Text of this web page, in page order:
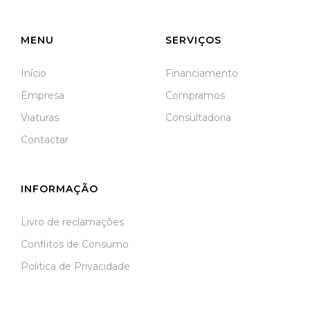
MENU
Início
Empresa
Viaturas
Contactar
SERVIÇOS
Financiamento
Compramos
Consultadoria
INFORMAÇÃO
Livro de reclamações
Conflitos de Consumo
Politica de Privacidade